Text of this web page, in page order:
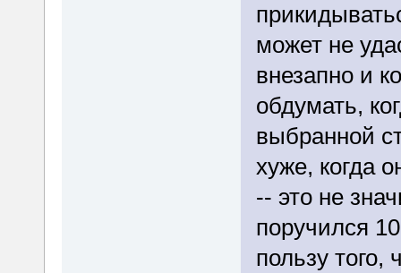
может не
внезапно и
обдумать,
выбранной
хуже, когда
-- это не
поручился
пользу того,